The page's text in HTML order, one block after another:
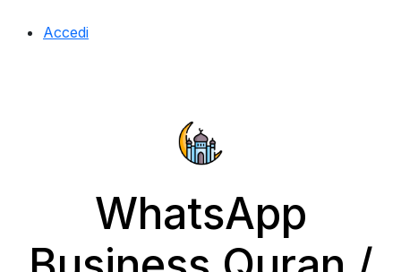
Accedi
WhatsApp